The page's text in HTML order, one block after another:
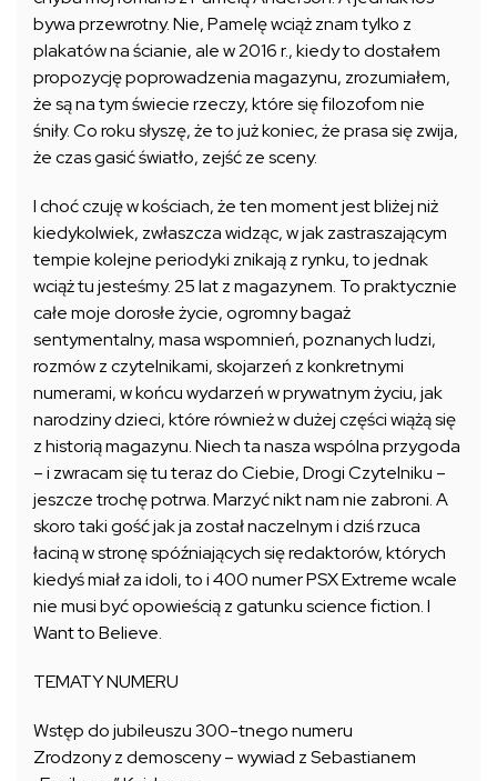
bywa przewrotny. Nie, Pamelę wciąż znam tylko z
plakatów na ścianie, ale w 2016 r., kiedy to dostałem
propozycję poprowadzenia magazynu, zrozumiałem,
że są na tym świecie rzeczy, które się filozofom nie
śniły. Co roku słyszę, że to już koniec, że prasa się zwija,
że czas gasić światło, zejść ze sceny.
I choć czuję w kościach, że ten moment jest bliżej niż
kiedykolwiek, zwłaszcza widząc, w jak zastraszającym
tempie kolejne periodyki znikają z rynku, to jednak
wciąż tu jesteśmy. 25 lat z magazynem. To praktycznie
całe moje dorosłe życie, ogromny bagaż
sentymentalny, masa wspomnień, poznanych ludzi,
rozmów z czytelnikami, skojarzeń z konkretnymi
numerami, w końcu wydarzeń w prywatnym życiu, jak
narodziny dzieci, które również w dużej części wiążą się
z historią magazynu. Niech ta nasza wspólna przygoda
– i zwracam się tu teraz do Ciebie, Drogi Czytelniku –
jeszcze trochę potrwa. Marzyć nikt nam nie zabroni. A
skoro taki gość jak ja został naczelnym i dziś rzuca
łaciną w stronę spóźniających się redaktorów, których
kiedyś miał za idoli, to i 400 numer PSX Extreme wcale
nie musi być opowieścią z gatunku science fiction. I
Want to Believe.
TEMATY NUMERU
Wstęp do jubileuszu 300-tnego numeru
Zrodzony z demosceny – wywiad z Sebastianem